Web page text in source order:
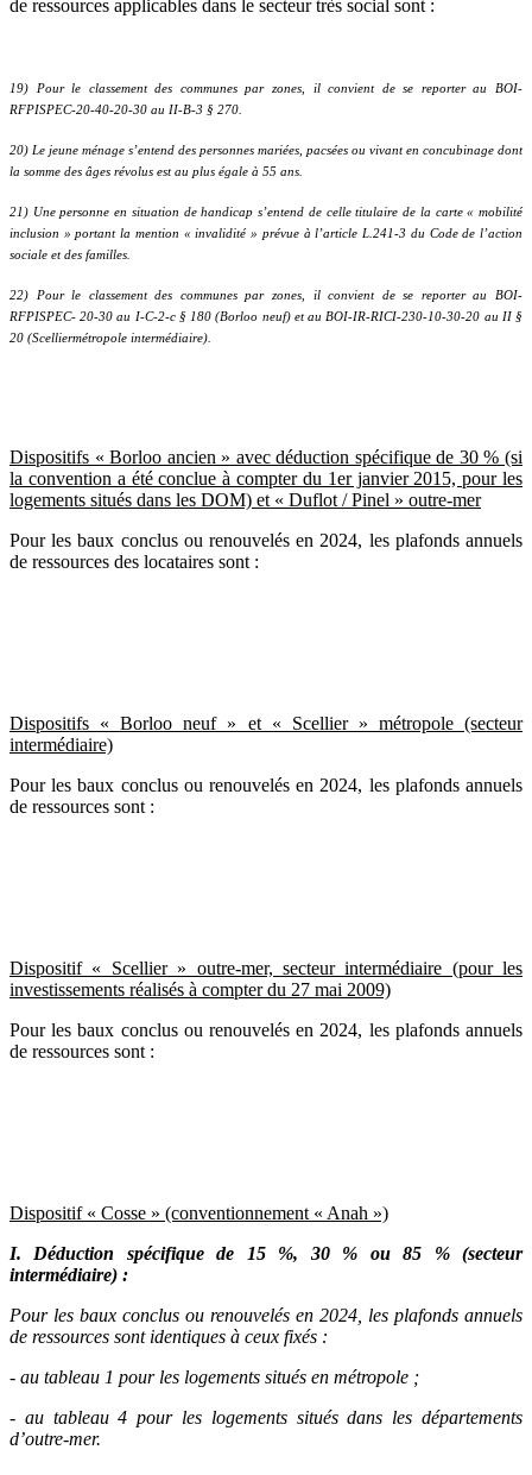
de ressources applicables dans le secteur très social sont :
19) Pour le classement des communes par zones, il convient de se reporter au BOI-
RFPISPEC-20-40-20-30 au II-B-3 § 270.
20) Le jeune ménage s’entend des personnes mariées, pacsées ou vivant en concubinage dont
la somme des âges révolus est au plus égale à 55 ans.
21) Une personne en situation de handicap s’entend de celle titulaire de la carte « mobilité
inclusion » portant la mention « invalidité » prévue à l’article L.241-3 du Code de l’action
sociale et des familles.
22) Pour le classement des communes par zones, il convient de se reporter au BOI-
RFPISPEC- 20-30 au I-C-2-c § 180 (Borloo neuf) et au BOI-IR-RICI-230-10-30-20 au II §
20 (Scelliermétropole intermédiaire).
Dispositifs « Borloo ancien » avec déduction spécifique de 30 % (si
la convention a été conclue à compter du 1er janvier 2015, pour les
logements situés dans les DOM) et « Duflot / Pinel » outre-mer
Pour les baux conclus ou renouvelés en 2024, les plafonds annuels
de ressources des locataires sont :
Dispositifs « Borloo neuf » et « Scellier » métropole (secteur
intermédiaire)
Pour les baux conclus ou renouvelés en 2024, les plafonds annuels
de ressources sont :
Dispositif « Scellier » outre-mer, secteur intermédiaire (pour les
investissements réalisés à compter du 27 mai 2009)
Pour les baux conclus ou renouvelés en 2024, les plafonds annuels
de ressources sont :
Dispositif « Cosse » (conventionnement « Anah »)
I. Déduction spécifique de 15 %, 30 % ou 85 % (secteur
intermédiaire) :
Pour les baux conclus ou renouvelés en 2024, les plafonds annuels
de ressources sont identiques à ceux fixés :
- au tableau 1 pour les logements situés en métropole ;
- au tableau 4 pour les logements situés dans les départements
d’outre-mer.